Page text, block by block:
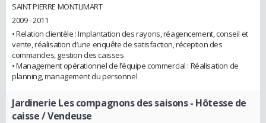
SAINT PIERRE MONTLIMART
2009 - 2011
• Relation clientèle : Implantation des rayons, réagencement, conseil et
vente, réalisation d’une enquête de satisfaction, réception des
commandes, gestion des caisses
• Management opérationnel de l’équipe commercial : Réalisation de
planning, management du personnel
Jardinerie Les compagnons des saisons- Hôtesse de
caisse / Vendeuse